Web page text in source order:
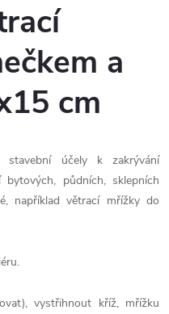
a
cm
účely k zakrývání
půdních, sklepních
například větrací mřížky do
vystřihnout kříž, mřížku